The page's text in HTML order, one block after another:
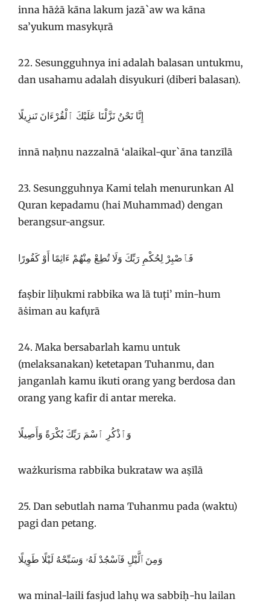
inna hāżā kāna lakum jazā`aw wa kāna
sa’yukum masykụrā
22. Sesungguhnya ini adalah balasan untukmu,
dan usahamu adalah disyukuri (diberi balasan).
إِنَّا نَحْنُ نَزَّلْنَا عَلَيْكَ ٱلْقُرْءَانَ تَنزِيلًا
innā naḥnu nazzalnā ‘alaikal-qur`āna tanzīlā
23. Sesungguhnya Kami telah menurunkan Al
Quran kepadamu (hai Muhammad) dengan
berangsur-angsur.
فَٱصْبِرْ لِحُكْمِ رَبِّكَ وَلَا تُطِعْ مِنْهُمْ ءَاثِمًا أَوْ كَفُورًا
faṣbir liḥukmi rabbika wa lā tuṭi’ min-hum
āṡiman au kafụrā
24. Maka bersabarlah kamu untuk
(melaksanakan) ketetapan Tuhanmu, dan
janganlah kamu ikuti orang yang berdosa dan
orang yang kafir di antar mereka.
وَٱذْكُرِ ٱسْمَ رَبِّكَ بُكْرَةً وَأَصِيلًا
ważkurisma rabbika bukrataw wa aṣīlā
25. Dan sebutlah nama Tuhanmu pada (waktu)
pagi dan petang.
وَمِنَ ٱلَّيْلِ فَٱسْجُدْ لَهُۥ وَسَبِّحْهُ لَيْلًا طَوِيلًا
wa minal-laili fasjud lahụ wa sabbiḥ-hu lailan